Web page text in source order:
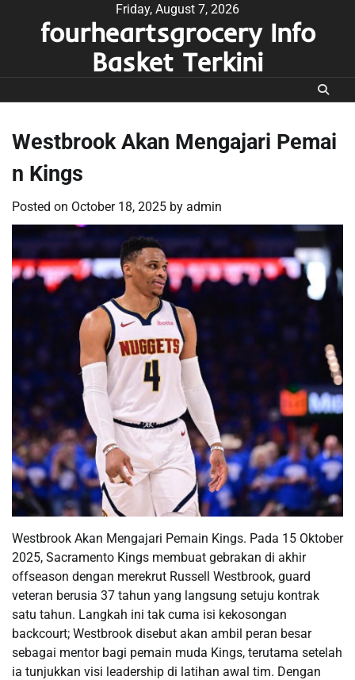
Friday, August 7, 2026
fourheartsgrocery Info
Basket Terkini
Westbrook Akan Mengajari Pemai
n Kings
Posted on October 18, 2025 by admin
Westbrook Akan Mengajari Pemain Kings. Pada 15 Oktober
2025, Sacramento Kings membuat gebrakan di akhir
offseason dengan merekrut Russell Westbrook, guard
veteran berusia 37 tahun yang langsung setuju kontrak
satu tahun. Langkah ini tak cuma isi kekosongan
backcourt; Westbrook disebut akan ambil peran besar
sebagai mentor bagi pemain muda Kings, terutama setelah
ia tunjukkan visi leadership di latihan awal tim. Dengan